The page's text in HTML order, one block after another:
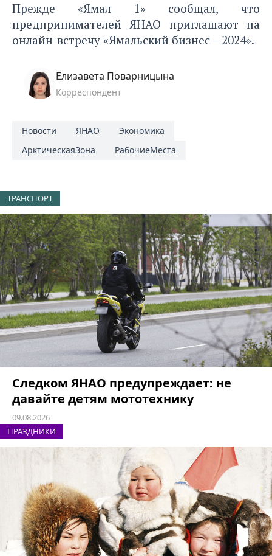
Прежде «Ямал 1» сообщал, что
предпринимателей ЯНАО приглашают на
онлайн-встречу «Ямальский бизнес – 2024».
Елизавета Поварницына
Корреспондент
Новости ЯНАО
Экономика
АрктическаяЗона
РабочиеМеста
ТРАНСПОРТ
Следком ЯНАО предупреждает: не
давайте детям мототехнику
09.08.2026
ПРАЗДНИКИ